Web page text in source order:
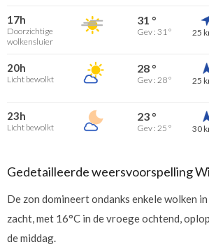
17h
Doorzichtige
wolkensluier
31 °
Gev : 31 ° 25
20h
Licht bewolkt
28 °
Gev : 28 ° 25
23h
Licht bewolkt
23 °
Gev : 25 ° 30
Gedetailleerde weersvoorspelling
De zon domineert ondanks enkele wolken
zacht, met 16°C in de vroege ochtend,
de middag.